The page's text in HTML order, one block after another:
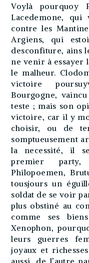
Voylà pourquoy
Lacedemone,
contre les
Argiens, qui
desconfiture, ains
ne venir à essayer
le malheur.
victoire
Bourgogne,
teste ; mais son
victoire, car il y
choisir, ou de
somptueusement
la necessité, il
premier party,
Philopoemen,
tousjours un
soldat de se voir
plus obstiné au
comme ses
Xenophon,
leurs guerres
joyaux et
aussi, de l’autre